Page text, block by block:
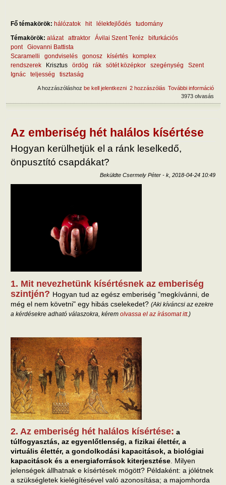
Fő témakörök: hálózatok hit lélekfejlődés
tudomány
Témakörök: alázat attraktor Ávilai Szent Teréz
bifurkációs
pont
Giovanni Battista
Scaramelli
gondviselés gonosz kísértés
komplex
rendszerek
Krisztus ördög rák sötét középkor szegénység
Szent
Ignác
teljesség tisztaság
További információ
2 hozzászólás
A hozzászóláshoz be kell jelentkezni
3973 olvasás
Az emberiség hét halálos kísértése
Hogyan kerülhetjük el a ránk leselkedő,
önpusztító csapdákat?
Beküldte Csermely Péter - k, 2018-04-24 10:49
1. Mit nevezhetünk kísértésnek az emberiség
szintjén? Hogyan tud az egész emberiség "megkívánni, de
még el nem követni" egy hibás cselekedet? (Aki kíváncsi az ezekre
a kérdésekre adható válaszokra, kérem olvassa el az írásomat itt. )
2. Az emberiség hét halálos kísértése: a
túlfogyasztás, az egyenlőtlenség, a fizikai élettér, a
virtuális élettér, a gondolkodási kapacitások, a biológiai
kapacitások és a energiaforrások kiterjesztése. Milyen
jelenségek állhatnak e kísértések mögött? Példaként: a jólétnek
a szükségletek kielégítésével való azonosítása; a majomhorda